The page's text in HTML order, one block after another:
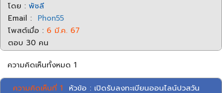
โดย : พัชลี
Email : Phon55
โพสต์เมื่อ : 6 มี.ค. 67
ตอบ 30 คน
ความคิดเห็นทั้งหมด 1
ความคิดเห็นที่ 1 หัวข้อ : เปิดรับลงทะเบียนออนไลน์ปวสวัน